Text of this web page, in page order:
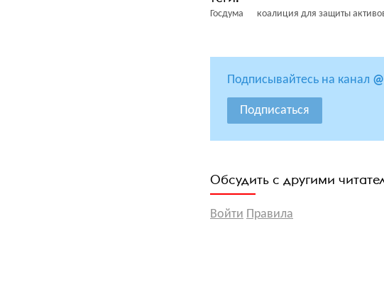
Госдума коалиция для защиты
Подписывайтесь на канал
Подписаться
Обсудить с другими
Войти Правила